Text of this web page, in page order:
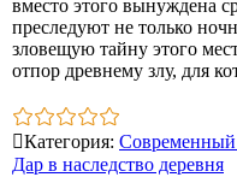
вместо этого вынуждена
преследуют не только
зловещую тайну этого
отпор древнему злу, для
Категория: Современный
Дар в наследство деревня